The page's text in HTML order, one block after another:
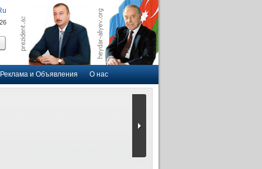
Реклама и Объявления О нас